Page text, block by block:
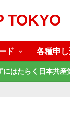
TOKYO
ド 各種申
はたらく日本共